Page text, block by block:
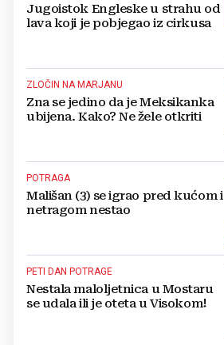
Jugoistok Engleske u strahu od
lava koji je pobjegao iz cirkusa
ZLOČIN NA MARJANU
Zna se jedino da je Meksikanka
ubijena. Kako? Ne žele otkriti
POTRAGA
Mališan (3) se igrao pred kućom i
netragom nestao
PETI DAN POTRAGE
Nestala maloljetnica u Mostaru
se udala ili je oteta u Visokom!